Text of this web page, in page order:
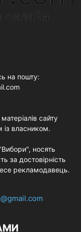
на пошту:
сайту
власником.
носять
за достовірність
рекламодавець.